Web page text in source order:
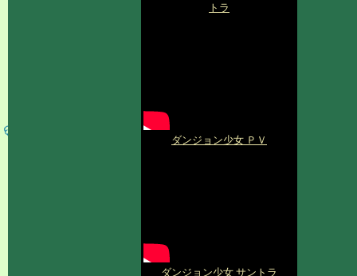
トラ
ダンジョン少女 ＰＶ
ダンジョン少女 サントラ